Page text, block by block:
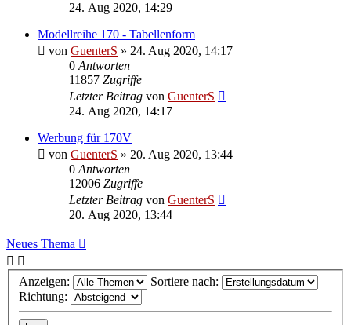
24. Aug 2020, 14:29
Modellreihe 170 - Tabellenform
von GuenterS » 24. Aug 2020, 14:17
0 Antworten
11857 Zugriffe
Letzter Beitrag von GuenterS
24. Aug 2020, 14:17
Werbung für 170V
von GuenterS » 20. Aug 2020, 13:44
0 Antworten
12006 Zugriffe
Letzter Beitrag von GuenterS
20. Aug 2020, 13:44
Neues Thema
Anzeigen:
Sortiere nach:
Richtung: